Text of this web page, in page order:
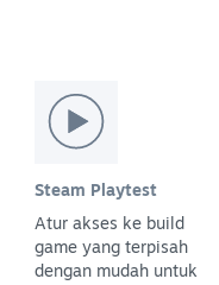
Steam Playtest
Atur akses ke build
game yang terpisah
dengan mudah untuk